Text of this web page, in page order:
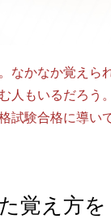
なかなか覚えら
もいるだろう
試験合格に導い
覚え方を